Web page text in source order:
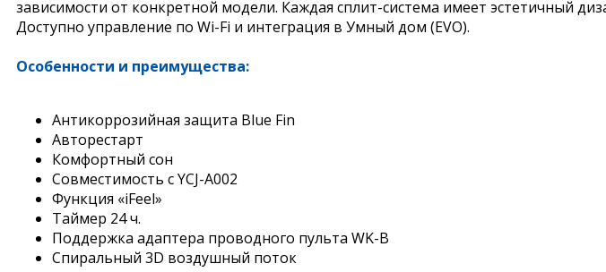
зависимости от конкретной модели. Каждая сплит-система имеет эстетичный
Доступно управление по Wi-Fi и интеграция в Умный дом (EVO).
Особенности и преимущества:
Антикоррозийная защита Blue Fin
Авторестарт
Комфортный сон
Совместимость с YCJ-A002
Функция «iFeel»
Таймер 24 ч.
Поддержка адаптера проводного пульта WK-B
Спиральный 3D воздушный поток